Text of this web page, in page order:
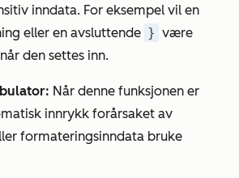
inndata. For eksempel vil en
eller en avsluttende } være
den settes inn.
Når denne funksjonen er
innrykk forårsaket av
formateringsinndata bruke